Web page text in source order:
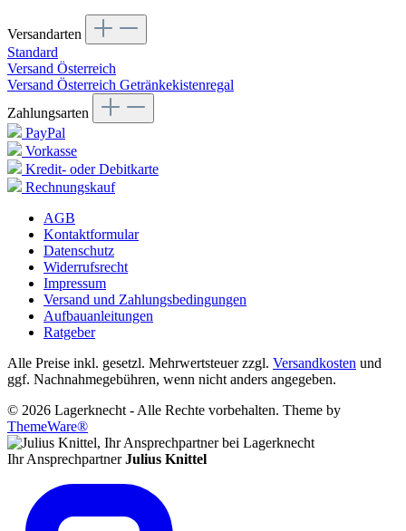
Versandarten
Standard
Versand Österreich
Versand Österreich Getränkekistenregal
Zahlungsarten
PayPal
Vorkasse
Kredit- oder Debitkarte
Rechnungskauf
AGB
Kontaktformular
Datenschutz
Widerrufsrecht
Impressum
Versand und Zahlungsbedingungen
Aufbauanleitungen
Ratgeber
Alle Preise inkl. gesetzl. Mehrwertsteuer zzgl. Versandkosten und
ggf. Nachnahmegebühren, wenn nicht anders angegeben.
© 2026 Lagerknecht - Alle Rechte vorbehalten. Theme by
ThemeWare®
Ihr Ansprechpartner Julius Knittel